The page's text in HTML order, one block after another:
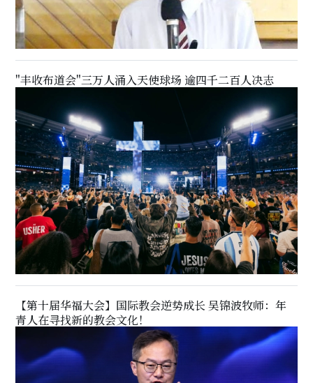
"丰收布道会"三万人涌入天使球场 逾四千二百人决志
【第十届华福大会】国际教会逆势成长 吴锦波牧师：年
青人在寻找新的教会文化！